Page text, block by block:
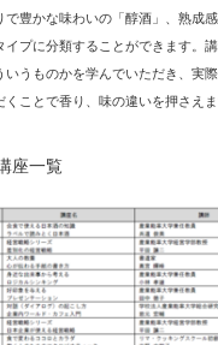
で豊かな味わいの「醇酒」、熟成
イプに分類することができます。
うものかを学んでいただき、実
ことで香り、味の違いを押さえま
座一覧